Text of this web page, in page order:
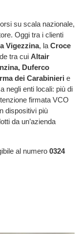
su scala nazionale,
Oggi tra i clienti
Vigezzina, la Croce
tra cui Altair
Duferco
dei Carabinieri e
negli enti locali: più di
firmata VCO
dispositivi più
da un’azienda
al numero 0324